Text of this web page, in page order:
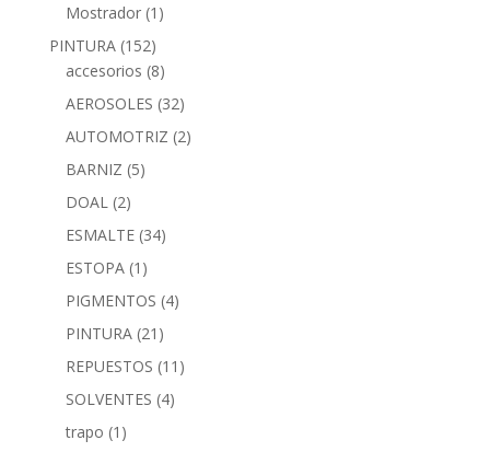
Mostrador (1)
PINTURA (152)
accesorios (8)
AEROSOLES (32)
AUTOMOTRIZ (2)
BARNIZ (5)
DOAL (2)
ESMALTE (34)
ESTOPA (1)
PIGMENTOS (4)
PINTURA (21)
REPUESTOS (11)
SOLVENTES (4)
trapo (1)